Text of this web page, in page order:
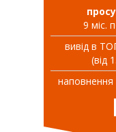
9 міс.
вивiд в
(від
наповнення